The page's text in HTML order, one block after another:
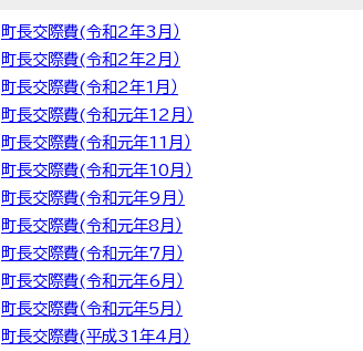
町長交際費(令和2年3月）
町長交際費(令和2年2月）
町長交際費(令和2年1月）
町長交際費(令和元年12月）
町長交際費(令和元年11月）
町長交際費(令和元年10月）
町長交際費(令和元年9月）
町長交際費(令和元年8月）
町長交際費(令和元年7月）
町長交際費(令和元年6月）
町長交際費（令和元年5月）
町長交際費(平成31年4月）